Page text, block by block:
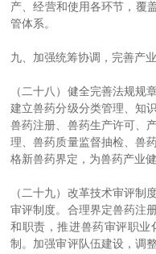
产、经营和使用各环节，覆
管体系。
九、加强统筹协调，完善产
（二十八）健全完善法规规
建立兽药分级分类管理、知
兽药注册、兽药生产许可、
理、兽药质量监督抽检、兽
格新兽药界定，为兽药产业
（二十九）改革技术审评制
审评制度。合理界定兽药注
和职责，推进兽药审评职
制。加强审评队伍建设，调